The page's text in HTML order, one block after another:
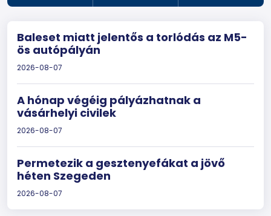
Baleset miatt jelentős a torlódás az M5-
ös autópályán
2026-08-07
A hónap végéig pályázhatnak a
vásárhelyi civilek
2026-08-07
Permetezik a gesztenyefákat a jövő
héten Szegeden
2026-08-07